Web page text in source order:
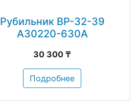
Рубильник ВР-32-39
А30220-630А
30 300 ₸
Подробнее